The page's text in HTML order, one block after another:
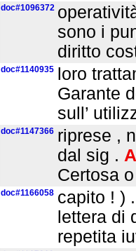
doc#1096372
sono i
diritto
doc#1140935
loro
Garante
sull’
doc#1147366 riprese ,
dal sig .
Certosa
doc#1166058 capito ! )
lettera di
repetita